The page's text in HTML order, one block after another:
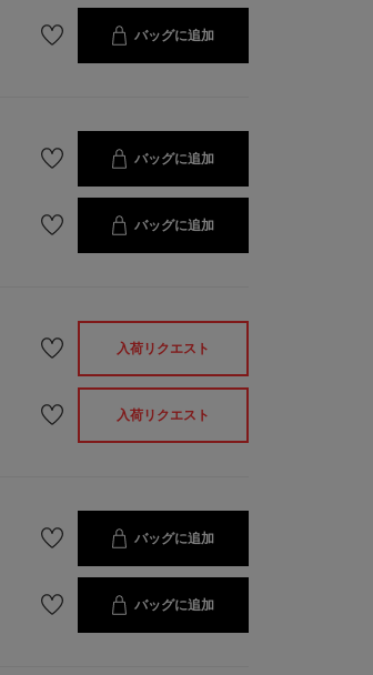
バッグに追加
バッグに追加
バッグに追加
入荷リクエスト
入荷リクエスト
バッグに追加
バッグに追加